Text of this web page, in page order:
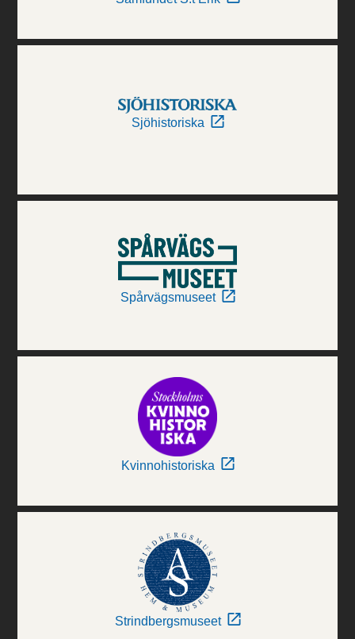
Sjöhistoriska
Spårvägsmuseet
Kvinnohistoriska
Strindbergsmuseet